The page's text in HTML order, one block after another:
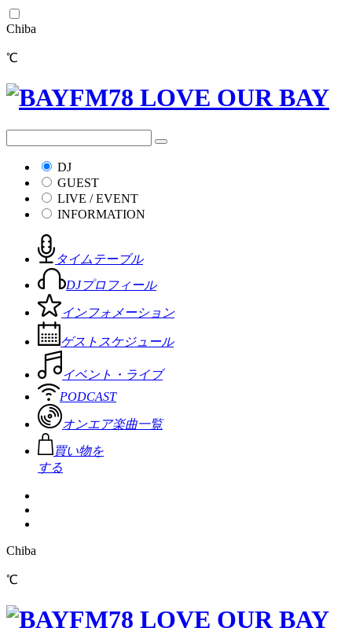
Chiba
℃
DJ
GUEST
LIVE / EVENT
INFORMATION
タイムテーブル
DJプロフィール
インフォメーション
ゲストスケジュール
イベント・ライブ
PODCAST
オンエア楽曲一覧
買い物を
する
Chiba
℃